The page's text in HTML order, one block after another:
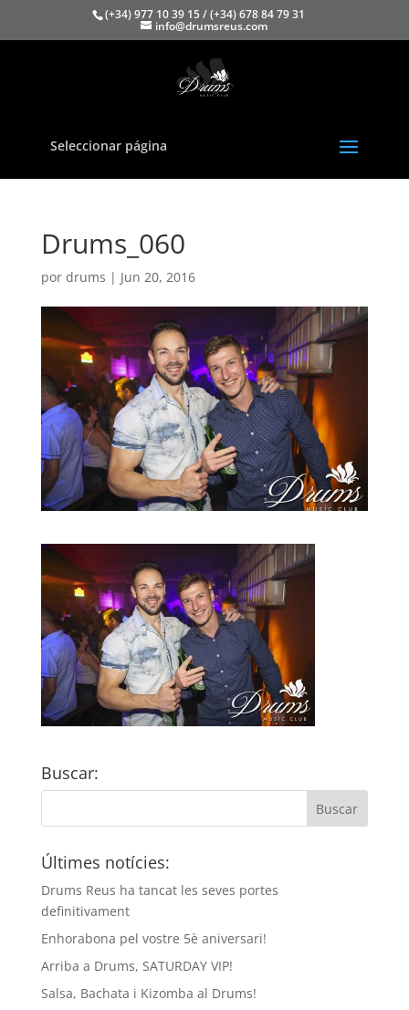
(+34) 977 10 39 15 / (+34) 678 84 79 31
info@drumsreus.com
Seleccionar página
Drums_060
por drums | Jun 20, 2016
Buscar:
Últimes notícies:
Drums Reus ha tancat les seves portes
definitivament
Enhorabona pel vostre 5è aniversari!
Arriba a Drums, SATURDAY VIP!
Salsa, Bachata i Kizomba al Drums!